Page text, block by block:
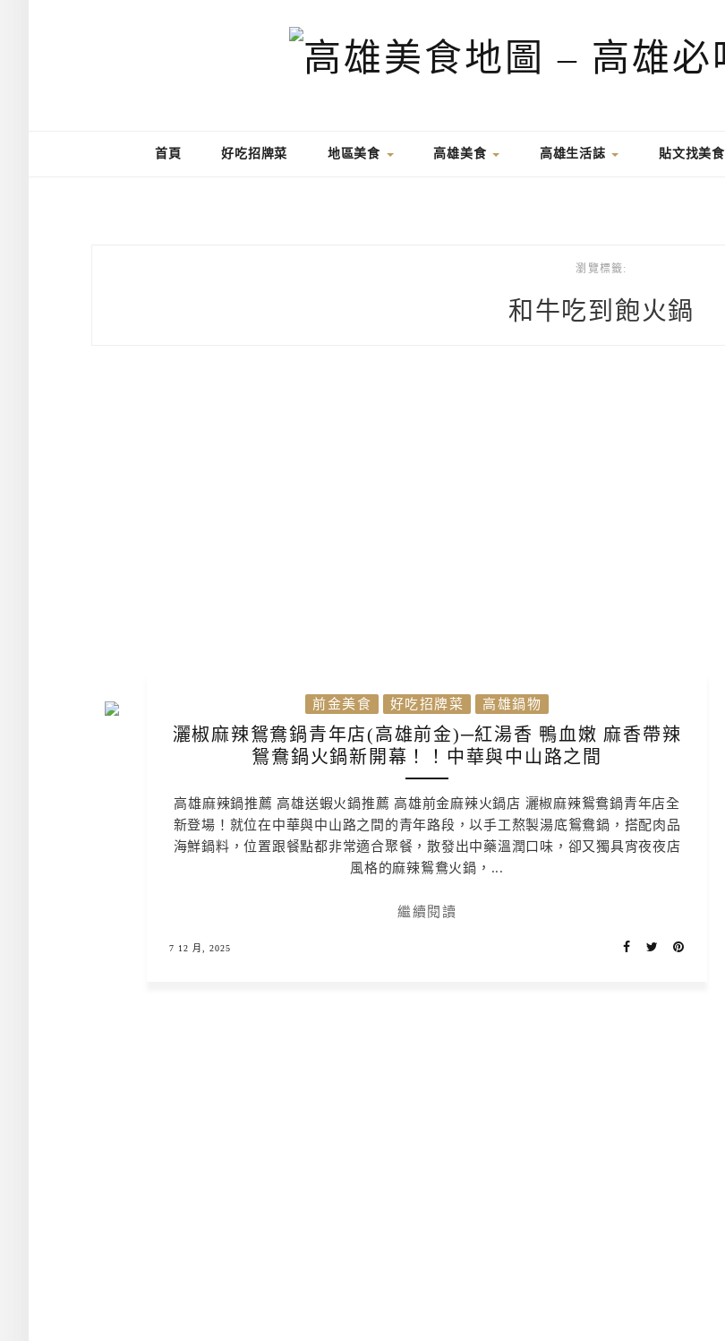
首頁 好吃招牌菜 地區美食 高雄美食 高雄生活誌 貼文找美食
瀏覽標籤:
和牛吃到飽火鍋
前金美食 好吃招牌菜 高雄鍋物
灑椒麻辣鴛鴦鍋青年店(高雄前金)─紅湯香 鴨血嫩 麻香帶辣
鴛鴦鍋火鍋新開幕！！中華與中山路之間
高雄麻辣鍋推薦 高雄送蝦火鍋推薦 高雄前金麻辣火鍋店 灑椒麻辣鴛鴦鍋青年店全
新登場！就位在中華與中山路之間的青年路段，以手工熬製湯底鴛鴦鍋，搭配肉品
海鮮鍋料，位置跟餐點都非常適合聚餐，散發出中藥溫潤口味，卻又獨具宵夜夜店
風格的麻辣鴛鴦火鍋，...
繼續閱讀
7 12 月, 2025